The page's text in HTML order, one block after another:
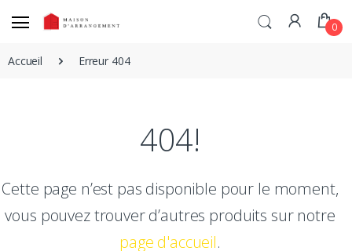
0
Accueil Erreur 404
404!
Cette page n’est pas disponible pour le moment,
vous pouvez trouver d’autres produits sur notre
page d'accueil.